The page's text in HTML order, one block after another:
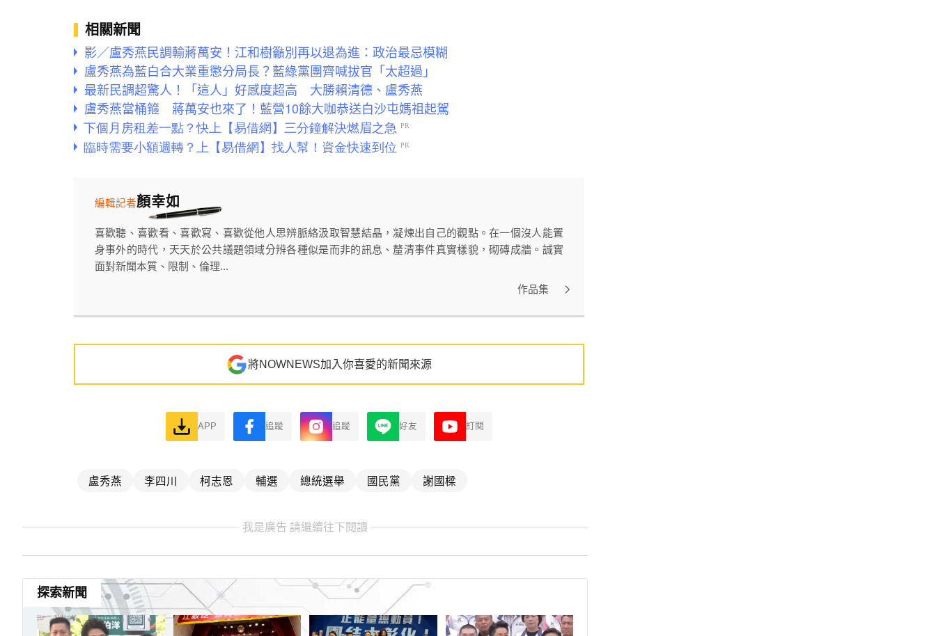
相關新聞
影／盧秀燕民調輸蔣萬安！江和樹籲別再以退為進：政治最忌模糊
盧秀燕為藍白合大業重懲分局長？藍綠黨團齊喊拔官「太超過」
最新民調超驚人！「這人」好感度超高 大勝賴清德、盧秀燕
盧秀燕當桶箍 蔣萬安也來了！藍營10餘大咖恭送白沙屯媽祖起駕
顏幸如
編輯記者
喜歡聽、喜歡看、喜歡寫、喜歡從他人思辨脈絡汲取智慧結晶，凝煉出自己的觀點。在一個沒人能置
身事外的時代，天天於公共議題領域分辨各種似是而非的訊息、釐清事件真實樣貌，砌磚成牆。誠實
面對新聞本質、限制、倫理...
作品集
將NOWNEWS加入你喜愛的新聞來源
APP 追蹤 追蹤 好友 訂閱
盧秀燕 李四川 柯志恩 輔選 總統選舉 國民黨 謝國樑
我是廣告 請繼續往下閱讀
探索新聞